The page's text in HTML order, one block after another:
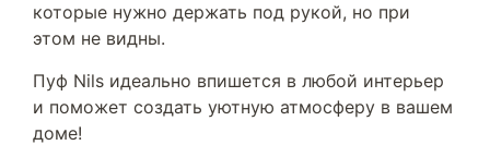
которые нужно держать под рукой, но при
этом не видны.
Пуф Nils идеально впишется в любой интерьер
и поможет создать уютную атмосферу в вашем
доме!